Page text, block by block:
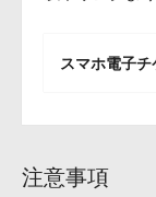
スマホ電子チ
注意事項